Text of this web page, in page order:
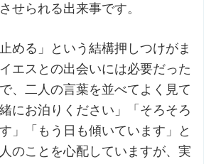
せられる出来事です。
める」という結構押しつけがま
エスとの出会いには必要だった
、二人の言葉を並べてよく見て
にお泊りください」「そろそろ
」「もう日も傾いています」と
のことを心配していますが、実